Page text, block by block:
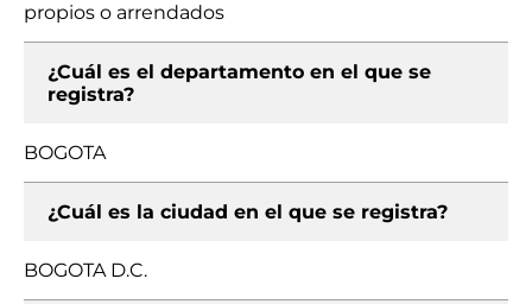
propios o arrendados
¿Cuál es el departamento en el que se
registra?
BOGOTA
¿Cuál es la ciudad en el que se registra?
BOGOTA D.C.